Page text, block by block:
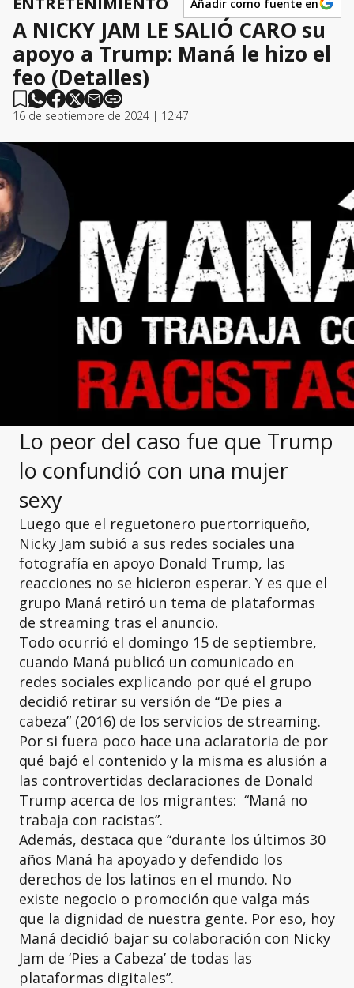
Añadir como fuente en
A NICKY JAM LE SALIÓ CARO su
apoyo a Trump: Maná le hizo el
feo (Detalles)
16 de septiembre de 2024 | 12:47
Lo peor del caso fue que Trump
lo confundió con una mujer
sexy
Luego que el reguetonero puertorriqueño,
Nicky Jam subió a sus redes sociales una
fotografía en apoyo Donald Trump, las
reacciones no se hicieron esperar. Y es que el
grupo Maná retiró un tema de plataformas
de streaming tras el anuncio.
Todo ocurrió el domingo 15 de septiembre,
cuando Maná publicó un comunicado en
redes sociales explicando por qué el grupo
decidió retirar su versión de “De pies a
cabeza” (2016) de los servicios de streaming.
Por si fuera poco hace una aclaratoria de por
qué bajó el contenido y la misma es alusión a
las controvertidas declaraciones de Donald
Trump acerca de los migrantes: “Maná no
trabaja con racistas”.
Además, destaca que “durante los últimos 30
años Maná ha apoyado y defendido los
derechos de los latinos en el mundo. No
existe negocio o promoción que valga más
que la dignidad de nuestra gente. Por eso, hoy
Maná decidió bajar su colaboración con Nicky
Jam de ‘Pies a Cabeza’ de todas las
plataformas digitales”.